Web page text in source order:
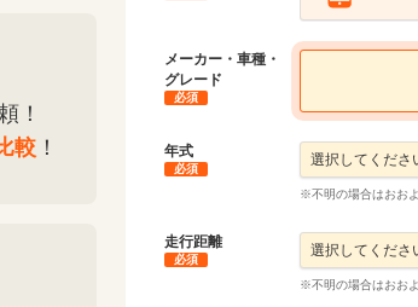
！
較 ！
メーカー・車種・
グレード
必須
年式
必須
※不明の場合はおお
走行距離
必須
※不明の場合はおお